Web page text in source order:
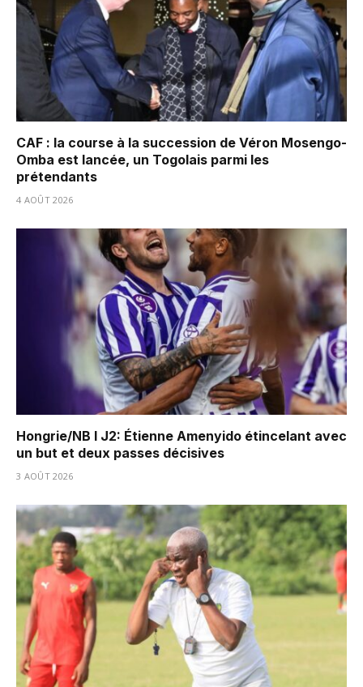
CAF : la course à la succession de Véron Mosengo-
Omba est lancée, un Togolais parmi les
prétendants
4 AOÛT 2026
Hongrie/NB I J2: Étienne Amenyido étincelant avec
un but et deux passes décisives
3 AOÛT 2026